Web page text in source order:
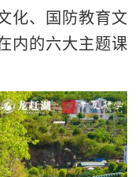
化、国防教育文
内的六大主题课